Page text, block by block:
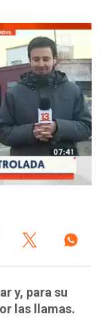
y, para su
las llamas.